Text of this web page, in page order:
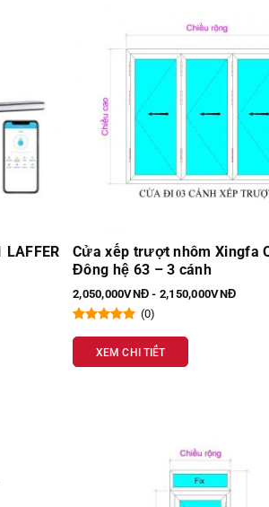
Quảng
Cửa kính lùa tự động 2 cánh
Hàn Quốc T400
30,000,000VNĐ - 35,000,000VNĐ
(0)
XEM CHI TIẾT